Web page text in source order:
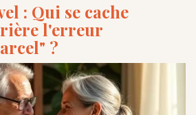
: Qui se cache
l'erreur
?